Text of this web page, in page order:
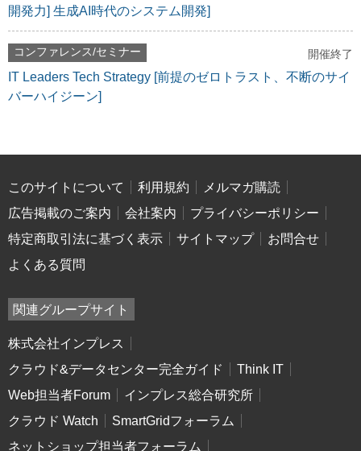
開発力] 生成AI時代のシステム開発]
コンファレンス/セミナー 開催終了
IT Leaders Tech Strategy [前提のゼロトラスト、不断のサイ
バーハイジーン]
このサイトについて 利用規約
メルマガ購読
広告掲載のご案内
会社案内
プライバシーポリシー
特定商取引法に基づく表示
サイトマップ
お問合せ
よくある質問
関連グループサイト
株式会社インプレス
クラウド&データセンター完全ガイド
Think IT
Web担当者Forum
インプレス総合研究所
クラウド Watch
SmartGridフォーラム
ネットショップ担当者フォーラム